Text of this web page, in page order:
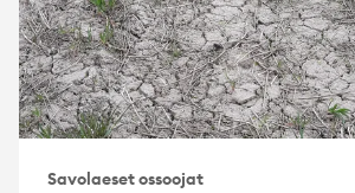
Savolaeset ossoojat